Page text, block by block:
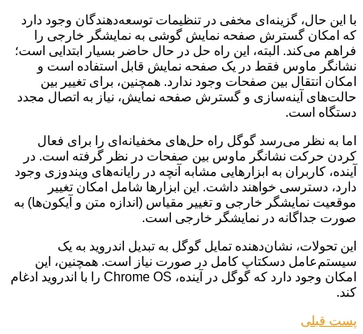
با این حال، گزینه‌ای مخفی در تنظیمات توسعه‌دهندگان وجود دارد
که امکان گسترش صفحه نمایش گوشی به نمایشگر خارجی را
فراهم می‌کند. البته، این راه حل در حال حاضر بسیار ابتدایی است؛
نشانگر ماوس فقط در یک صفحه نمایش قابل استفاده است و
امکان انتقال بین صفحات وجود ندارد. همچنین، برای تغییر بین
حالت‌های آینه‌سازی و گسترش صفحه نمایش، نیاز به اتصال مجدد
دستگاه است.
اما به نظر می‌رسد گوگل راه حل‌های مخفیانه‌ای را برای فعال
کردن حرکت نشانگر ماوس بین صفحات در نظر گرفته است. در
آینده، کاربران به ابزارهایی مشابه آنچه در رایانه‌های ویندوزی وجود
دارد، دسترسی خواهند داشت. این ابزارها شامل امکان تغییر
موقعیت نمایشگر خارجی و تغییر مقیاس (اندازه متن و آیکون‌ها) به
صورت جداگانه در نمایشگر خارجی است.
این تحولات، نشان‌دهنده تمایل گوگل به تبدیل اندروید به یک
سیستم‌عامل دسکتاپ کامل در صورت نیاز است. همچنین، این
امکان وجود دارد که گوگل در آینده، Chrome OS را با اندروید ادغام
کند.
پست قبلی